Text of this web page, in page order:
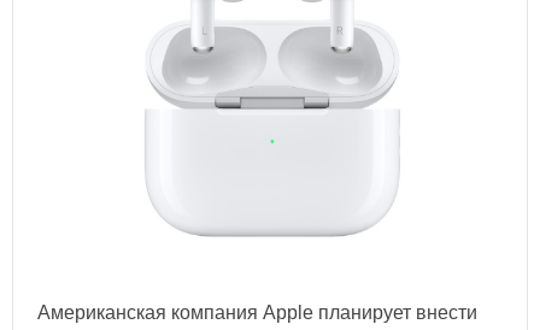
Американская компания Apple планирует внести